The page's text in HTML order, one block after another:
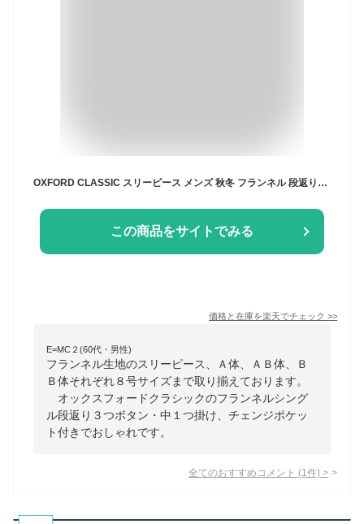
OXFORD CLASSIC スリーピース メンズ 秋冬 フランネル 段返り3つボタン 英国調 ビジネス チャコールグレー 5218 A3 A7 A8 AB3 AB4 AB7 AB8 BB3 BB4 BB5 BB6 BB7 BB8
この商品をサイトでみる
価格と在庫を楽天でチェック >>
E=MC２(60代・男性)
フランネル生地のスリーピース、Ａ体、ＡＢ体、Ｂ
Ｂ体それぞれ８号サイズまで取り揃えております。
オックスフォードクラシックのフランネルシング
ル段返り３つボタン・中１つ掛け、チェンジポケッ
ト付きでおしゃれです。
全てのおすすめコメント (1 件) >